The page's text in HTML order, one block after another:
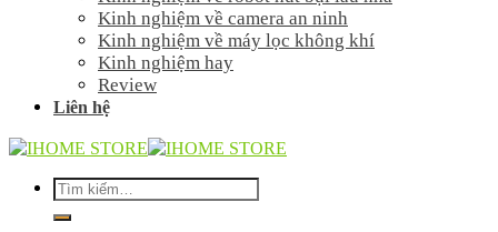
Kinh nghiệm về camera an ninh
Kinh nghiệm về máy lọc không khí
Kinh nghiệm hay
Review
Liên hệ
Tìm
kiếm: